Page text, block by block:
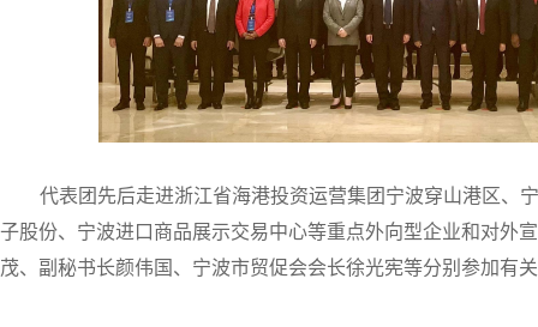
代表团先后走进浙江省海港投资运营集团宁波穿山港区、
子股份、宁波进口商品展示交易中心等重点外向型企业和对外
茂、副秘书长颜伟国、宁波市贸促会会长徐光宪等分别参加有